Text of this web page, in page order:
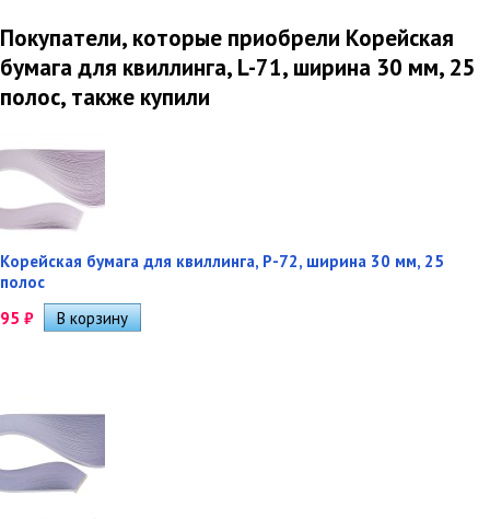
Покупатели, которые приобрели Корейская
бумага для квиллинга, L-71, ширина 30 мм, 25
полос, также купили
Корейская бумага для квиллинга, P-72, ширина 30 мм, 25
полос
95 ₽